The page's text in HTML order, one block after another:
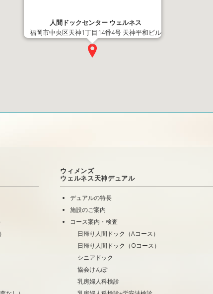
人間ドックセンター ウェルネス
福岡市中央区天神1丁目14番4号 天神平和ビル
ウィメンズ
ウェルネス天神デュアル
デュアルの特長
施設のご案内
コース案内・検査
日帰り人間ドック（Aコース）
日帰り人間ドック（Oコース）
シニアドック
協会けんぽ
乳房婦人科検診